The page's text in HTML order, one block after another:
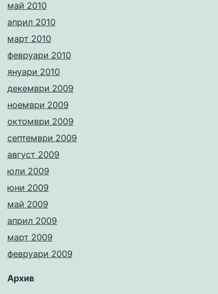
май 2010
април 2010
март 2010
февруари 2010
януари 2010
декември 2009
ноември 2009
октомври 2009
септември 2009
август 2009
юли 2009
юни 2009
май 2009
април 2009
март 2009
февруари 2009
Архив